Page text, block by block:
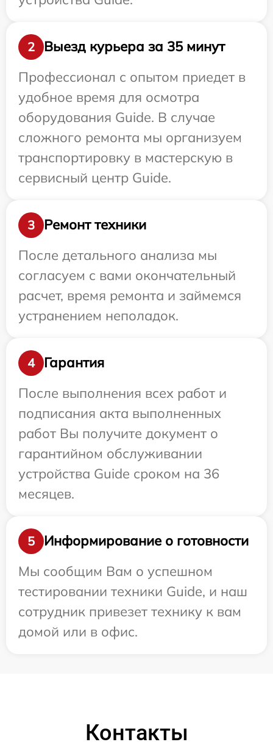
2
Выезд курьера за 35 минут
Профессионал с опытом приедет в
удобное время для осмотра
оборудования Guide. В случае
сложного ремонта мы организуем
транспортировку в мастерскую в
сервисный центр Guide.
3
Ремонт техники
После детального анализа мы
согласуем с вами окончательный
расчет, время ремонта и займемся
устранением неполадок.
4
Гарантия
После выполнения всех работ и
подписания акта выполненных
работ Вы получите документ о
гарантийном обслуживании
устройства Guide сроком на 36
месяцев.
5
Информирование о готовности
Мы сообщим Вам о успешном
тестировании техники Guide, и наш
сотрудник привезет технику к вам
домой или в офис.
Контакты